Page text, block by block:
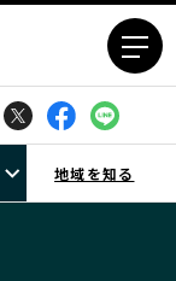
地域を知る